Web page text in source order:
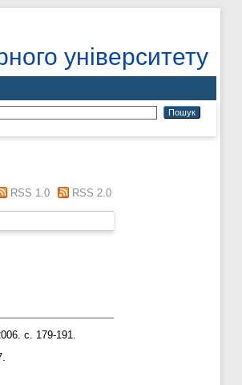
університету
RSS 1.0 RSS 2.0
с. 179-191.